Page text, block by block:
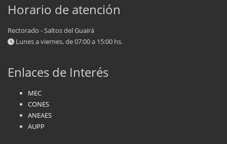
Horario de atención
Rectorado - Saltos del Guairá
Lunes a viernes, de 07:00 a 15:00 hs.
Enlaces de Interés
MEC
CONES
ANEAES
AUPP